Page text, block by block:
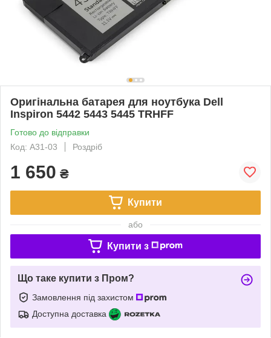
Оригінальна батарея для ноутбука Dell
Inspiron 5442 5443 5445 TRHFF
Готово до відправки
Код: A31-03
Роздріб
1 650 ₴
Купити
або
Купити з
Що таке купити з Пром?
Замовлення під захистом
Доступна доставка